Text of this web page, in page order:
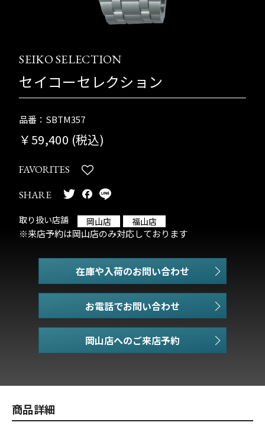
SEIKO SELECTION
セイコーセレクション
品番：SBTM357
￥59,400 (税込)
FAVORITES
SHARE
取り扱い店舗 岡山店 福山店
※来店予約は岡山店のみ対応しております
在庫や入荷のお問い合わせ
お電話でお問い合わせ
商品詳細